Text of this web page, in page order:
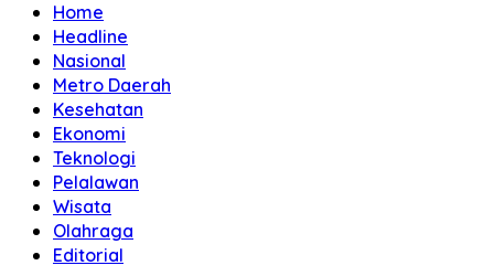
Home
Headline
Nasional
Metro Daerah
Kesehatan
Ekonomi
Teknologi
Pelalawan
Wisata
Olahraga
Editorial